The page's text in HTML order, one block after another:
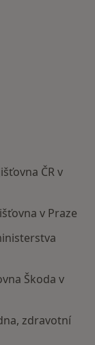
ČR v
v Praze
Škoda v
zdravotní